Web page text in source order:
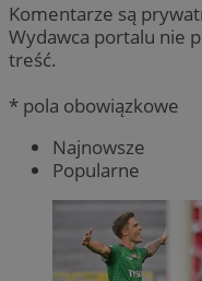
Komentarze są
Wydawca portalu nie
treść.
* pola obowiązkowe
Najnowsze
Popularne